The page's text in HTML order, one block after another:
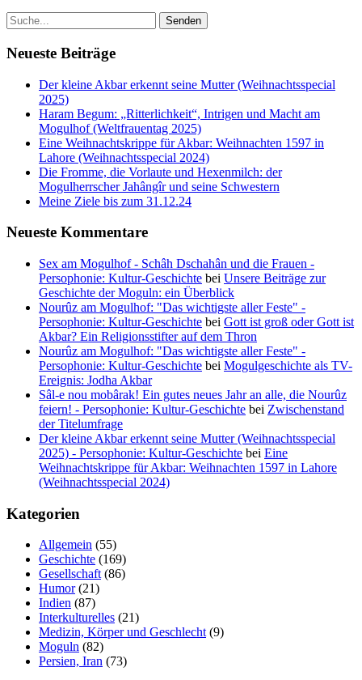
Neueste Beiträge
Der kleine Akbar erkennt seine Mutter (Weihnachtsspecial
2025)
Haram Begum: „Ritterlichkeit“, Intrigen und Macht am
Mogulhof (Weltfrauentag 2025)
Eine Weihnachtskrippe für Akbar: Weihnachten 1597 in
Lahore (Weihnachtsspecial 2024)
Die Fromme, die Vorlaute und Hexenmilch: der
Mogulherrscher Jahângîr und seine Schwestern
Meine Ziele bis zum 31.12.24
Neueste Kommentare
Sex am Mogulhof - Schâh Dschahân und die Frauen -
Persophonie: Kultur-Geschichte bei Unsere Beiträge zur
Geschichte der Moguln: ein Überblick
Nourûz am Mogulhof: "Das wichtigste aller Feste" -
Persophonie: Kultur-Geschichte bei Gott ist groß oder Gott ist
Akbar? Ein Religionsstifter auf dem Thron
Nourûz am Mogulhof: "Das wichtigste aller Feste" -
Persophonie: Kultur-Geschichte bei Mogulgeschichte als TV-
Ereignis: Jodha Akbar
Sâl-e nou mobârak! Ein gutes neues Jahr an alle, die Nourûz
feiern! - Persophonie: Kultur-Geschichte bei Zwischenstand
der Titelumfrage
Der kleine Akbar erkennt seine Mutter (Weihnachtsspecial
2025) - Persophonie: Kultur-Geschichte bei Eine
Weihnachtskrippe für Akbar: Weihnachten 1597 in Lahore
(Weihnachtsspecial 2024)
Kategorien
Allgemein (55)
Geschichte (169)
Gesellschaft(86)
Humor(21)
Indien (87)
Interkulturelles (21)
Medizin, Körper und Geschlecht(9)
Moguln (82)
Persien, Iran (73)